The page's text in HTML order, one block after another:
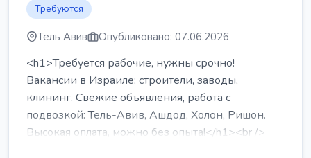
Требуются
Тель Авив Опубликовано: 07.06.2026
<h1>Требуется рабочие, нужны срочно!
Вакансии в Израиле: строители, заводы,
клининг. Свежие объявления, работа с
подвозкой: Тель-Авив, Ашдод, Холон, Ришон.
Высокая оплата, можно без опыта!</h1><br />
...